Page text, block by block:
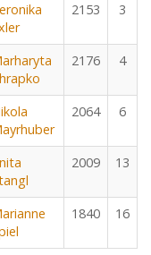
2153 3
2176 4
2064 6
2009 13
1840 16